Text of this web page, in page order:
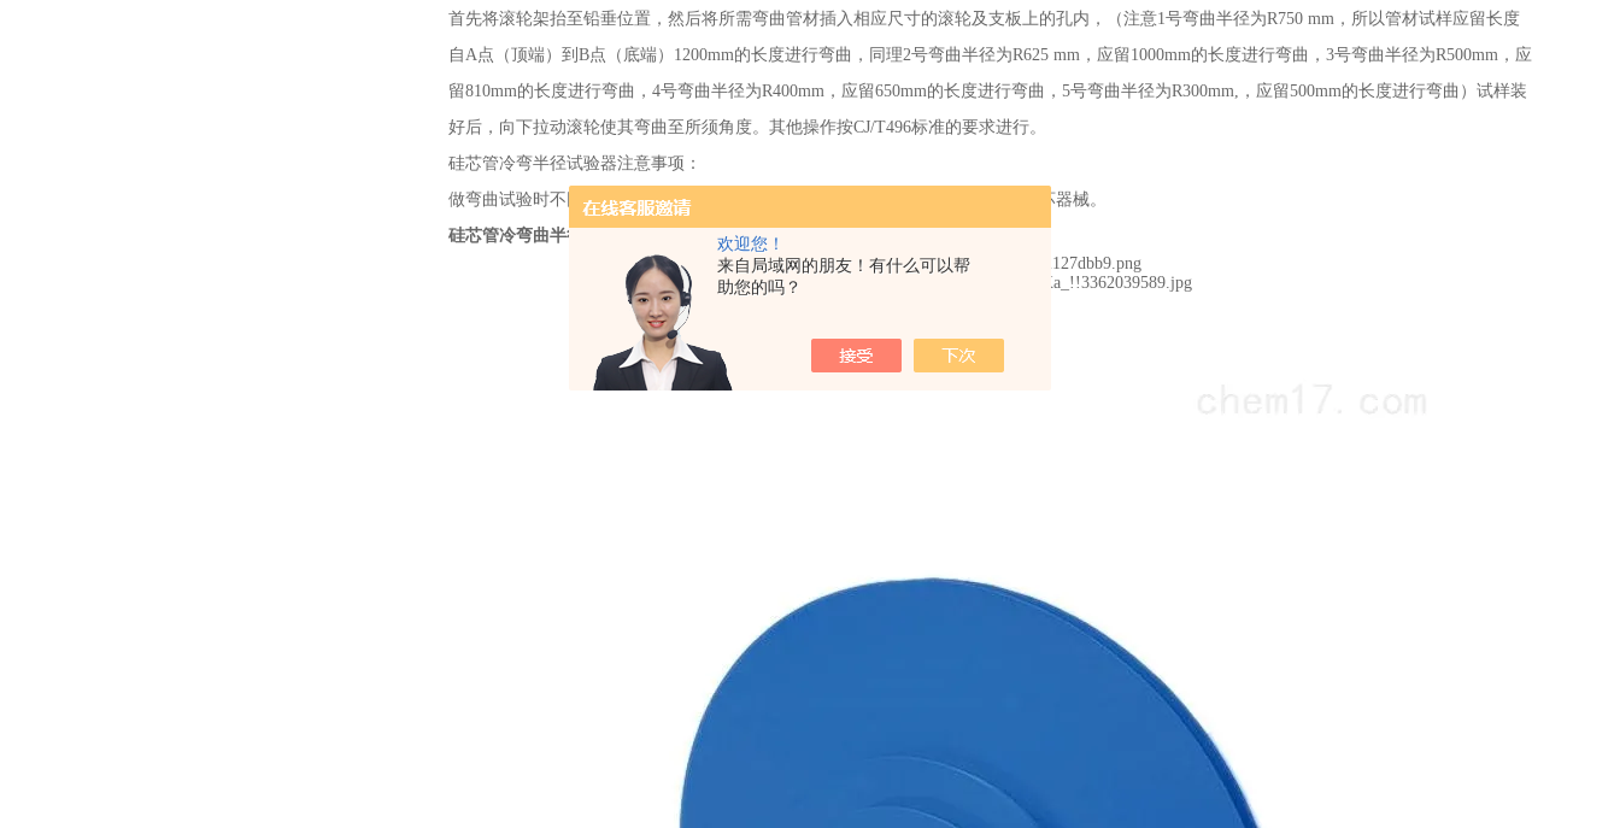
欢迎您！
来自局域网的朋友！有什么可以帮
助您的吗？
首先将滚轮架抬至铅垂位置，然后将所需弯曲管材插入相应尺寸的滚轮及支板上的孔内，（注意1号弯曲半径为R750 mm，所以管材试样应留长度
自A点（顶端）到B点（底端）1200mm的长度进行弯曲，同理2号弯曲半径为R625 mm，应留1000mm的长度进行弯曲，3号弯曲半径为R500mm，应
留810mm的长度进行弯曲，4号弯曲半径为R400mm，应留650mm的长度进行弯曲，5号弯曲半径为R300mm,，应留500mm的长度进行弯曲）试样装
好后，向下拉动滚轮使其弯曲至所须角度。其他操作按CJ/T496标准的要求进行。
硅芯管冷弯半径试验器注意事项：
做弯曲试验时不同直径的试样应单独进行，切不可五组同时进行弯曲，否则会损坏器械。
硅芯管冷弯曲半径试验器交通通信管道测定